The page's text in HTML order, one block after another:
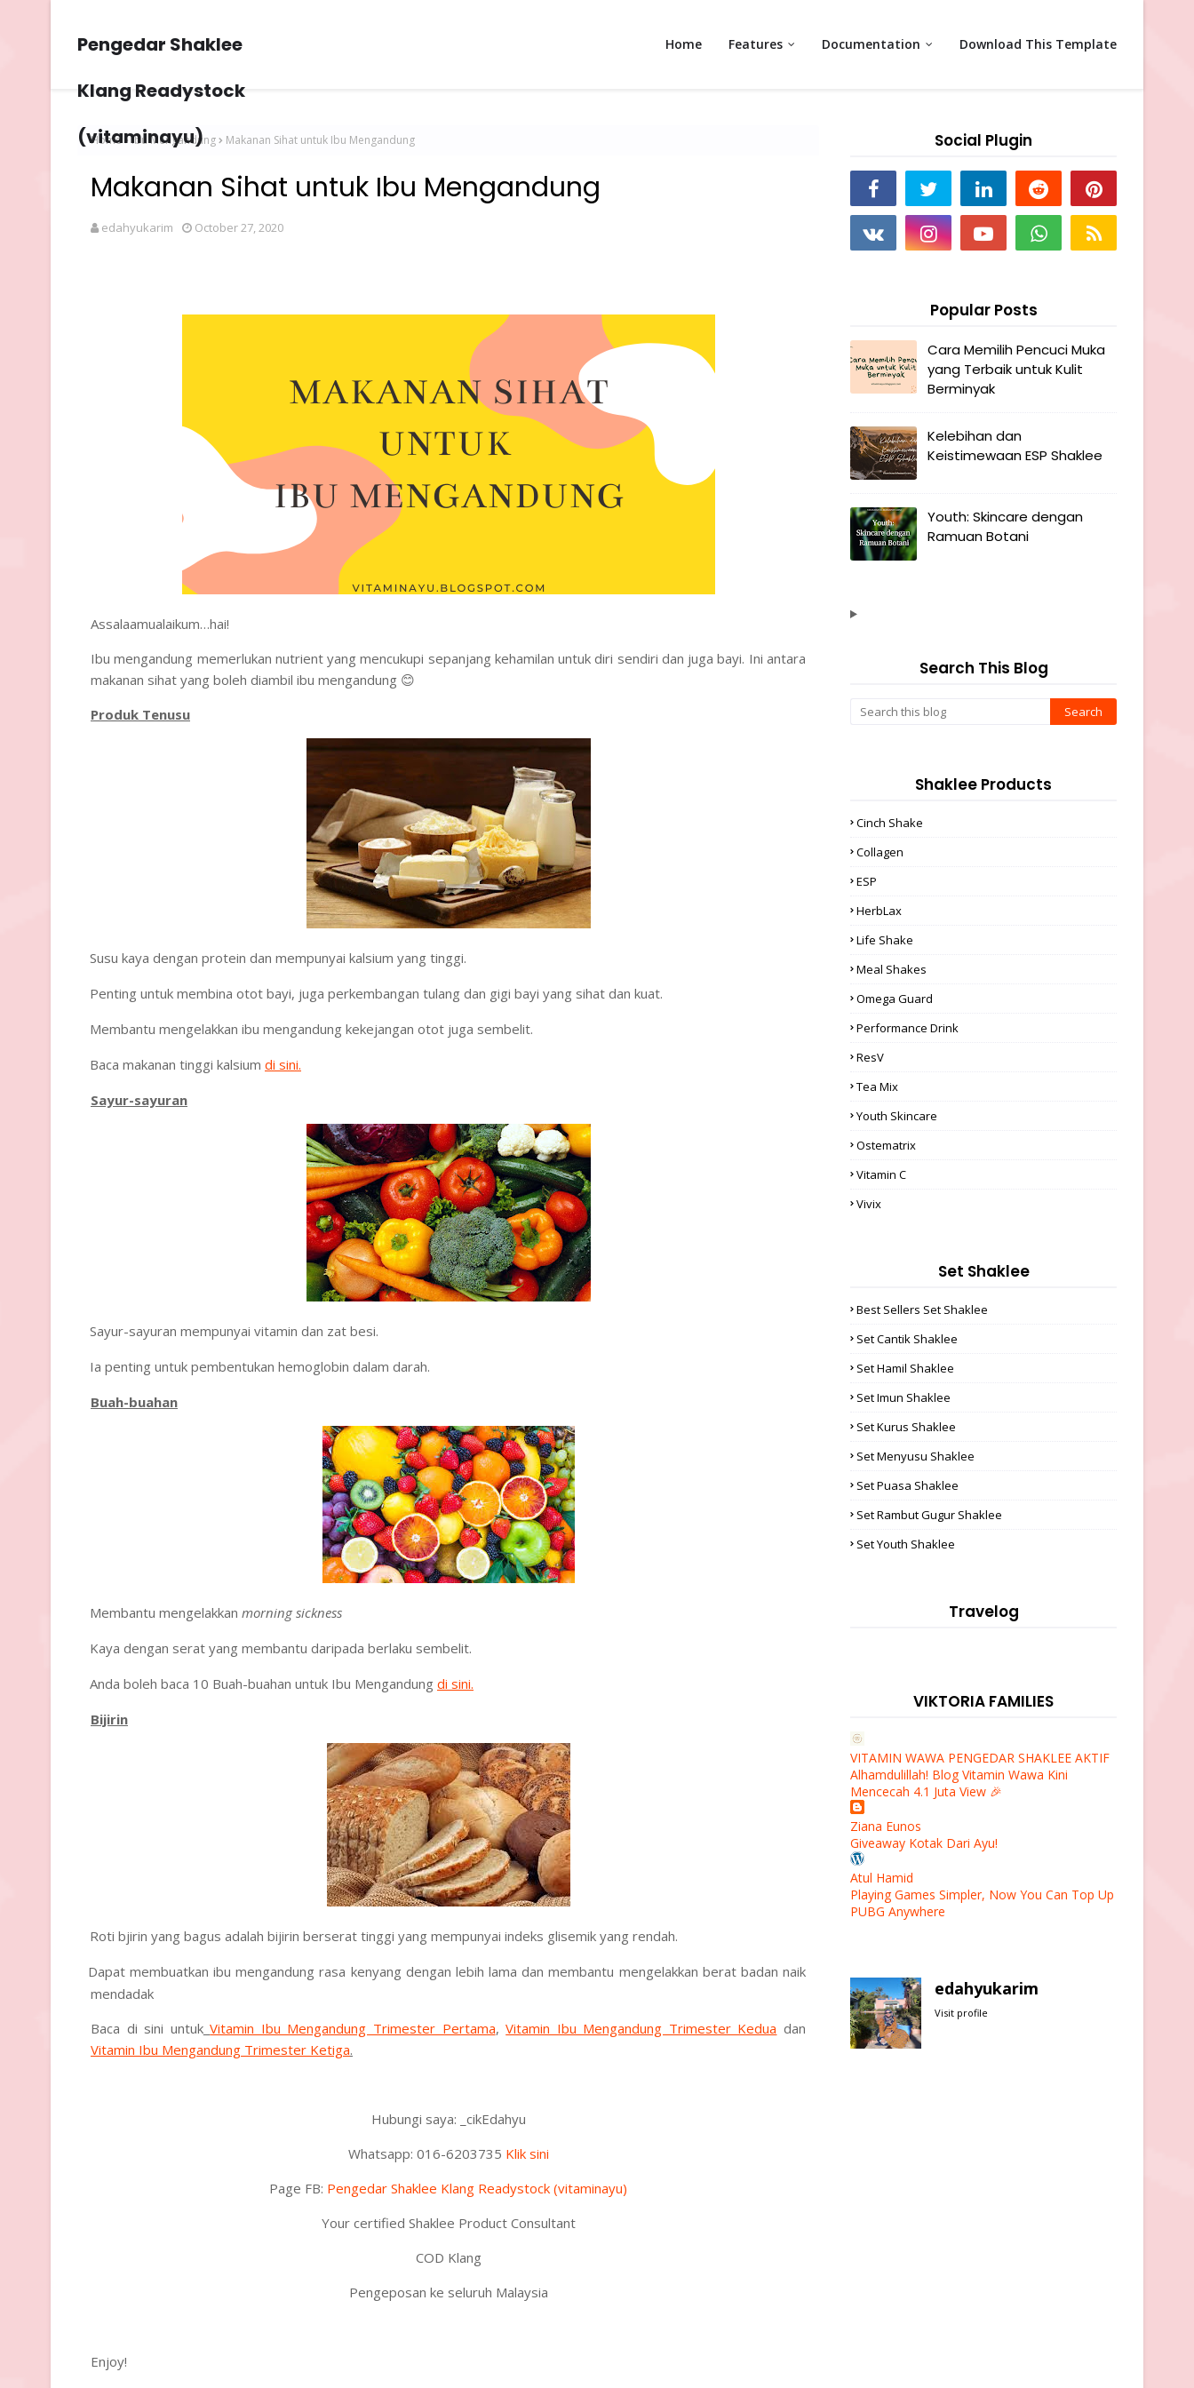
Pengedar Shaklee
Klang Readystock
(vitaminayu)
Home Features Documentation Download This Template
Home Ibu Mengandung Makanan Sihat untuk Ibu Mengandung
Makanan Sihat untuk Ibu Mengandung
edahyukarim October 27, 2020
Assalaamualaikum…hai!
Ibu mengandung memerlukan nutrient yang mencukupi sepanjang kehamilan untuk diri sendiri dan juga bayi. Ini antara
makanan sihat yang boleh diambil ibu mengandung 😊
Produk Tenusu
Susu kaya dengan protein dan mempunyai kalsium yang tinggi.
Penting untuk membina otot bayi, juga perkembangan tulang dan gigi bayi yang sihat dan kuat.
Membantu mengelakkan ibu mengandung kekejangan otot juga sembelit.
Baca makanan tinggi kalsium di sini.
Sayur-sayuran
Sayur-sayuran mempunyai vitamin dan zat besi.
Ia penting untuk pembentukan hemoglobin dalam darah.
Buah-buahan
Membantu mengelakkan morning sickness
Kaya dengan serat yang membantu daripada berlaku sembelit.
Anda boleh baca 10 Buah-buahan untuk Ibu Mengandung di sini.
Bijirin
Roti bjirin yang bagus adalah bijirin berserat tinggi yang mempunyai indeks glisemik yang rendah.
Dapat membuatkan ibu mengandung rasa kenyang dengan lebih lama dan membantu mengelakkan berat badan naik
mendadak
Baca di sini untuk Vitamin Ibu Mengandung Trimester Pertama,Vitamin Ibu Mengandung Trimester Kedua dan
Vitamin Ibu Mengandung Trimester Ketiga.
Hubungi saya: _cikEdahyu
Whatsapp: 016-6203735 Klik sini
Page FB: Pengedar Shaklee Klang Readystock (vitaminayu)
Your certified Shaklee Product Consultant
COD Klang
Pengeposan ke seluruh Malaysia
Enjoy!
Social Plugin
Popular Posts
Cara Memilih Pencuci Muka
yang Terbaik untuk Kulit
Berminyak
Kelebihan dan
Keistimewaan ESP Shaklee
Youth: Skincare dengan
Ramuan Botani
Search This Blog
Shaklee Products
Cinch Shake
Collagen
ESP
HerbLax
Life Shake
Meal Shakes
Omega Guard
Performance Drink
ResV
Tea Mix
Youth Skincare
Ostematrix
Vitamin C
Vivix
Set Shaklee
Best Sellers Set Shaklee
Set Cantik Shaklee
Set Hamil Shaklee
Set Imun Shaklee
Set Kurus Shaklee
Set Menyusu Shaklee
Set Puasa Shaklee
Set Rambut Gugur Shaklee
Set Youth Shaklee
Travelog
VIKTORIA FAMILIES
VITAMIN WAWA PENGEDAR SHAKLEE AKTIF
Alhamdulillah! Blog Vitamin Wawa Kini
Mencecah 4.1 Juta View 🎉
Ziana Eunos
Giveaway Kotak Dari Ayu!
Atul Hamid
Playing Games Simpler, Now You Can Top Up
PUBG Anywhere
edahyukarim
Visit profile